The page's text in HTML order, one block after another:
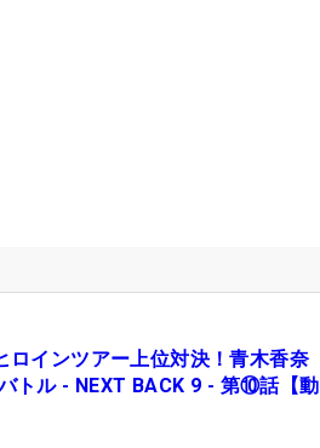
ロインツアー上位対決！青木香奈
トル - NEXT BACK 9 - 第⑩話【動